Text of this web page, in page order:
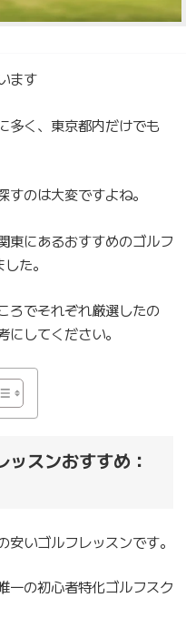
ます
多く、東京都内だけでも
のは大変ですよね。
東にあるおすすめのゴルフ
た。
ろでそれぞれ厳選したの
してください。
スンおすすめ：
いゴルフレッスンです。
一の初心者特化ゴルフスク